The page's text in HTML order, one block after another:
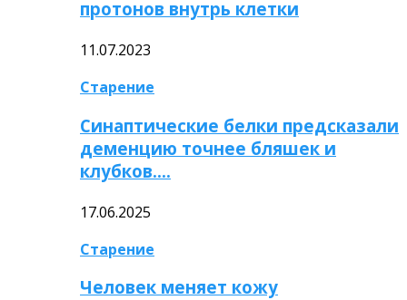
протонов внутрь клетки
11.07.2023
Старение
Синаптические белки предсказали
деменцию точнее бляшек и
клубков….
17.06.2025
Старение
Человек меняет кожу